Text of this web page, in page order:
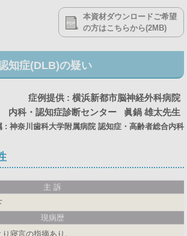
本資材ダウンロードご希望
の方はこちらから(2MB)
知症(DLB)の疑い
症例提供 : 横浜新都市脳神経外科病院
内科・認知症診断センター
眞鍋 雄太先生
: 神奈川歯科大学附属病院 認知症・高齢者総合内科
主 訴
現病歴
寝言の指摘あり。